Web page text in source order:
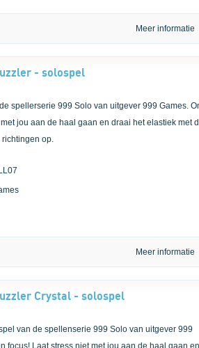
Meer informatie
- solospel
spellerserie 999 Solo van uitgever 999 Games.
jou aan de haal gaan en draai het elastiek met
op.
Meer informatie
Crystal - solospel
van de spellenserie 999 Solo van uitgever 999
focus! Laat stress niet met jou aan de haal gaan